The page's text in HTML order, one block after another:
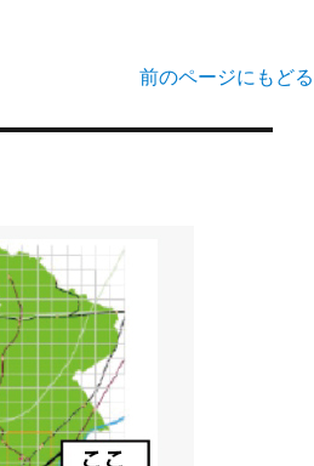
前のページにもどる